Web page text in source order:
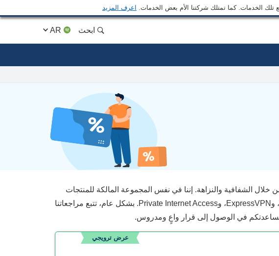
تلك الخدمات. كما تمتلك شركتنا الأم بعض الخدمات. اعرف المزيد
ابحث
الشفافية والنزاهة. إننا في نفس المجموعة المالكة للمنتجات
الرائدة التي نراجعها على هذا الموقع: Intego، وCyberGhost، وExpressVPN، وPrivate Internet Access. بشكل عام، تتبع مراجعاتنا
لمساعدتكم في الوصول إلى قرار واعٍ ومدروس.
عرض ترويجي